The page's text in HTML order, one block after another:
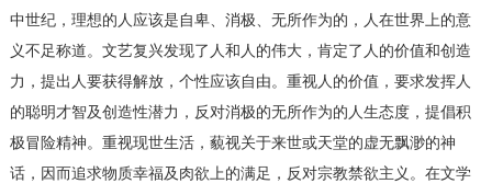
中世纪，理想的人应该是自卑、消极、无所作为的，人在世界上的意
义不足称道。文艺复兴发现了人和人的伟大，肯定了人的价值和创造
力，提出人要获得解放，个性应该自由。重视人的价值，要求发挥人
的聪明才智及创造性潜力，反对消极的无所作为的人生态度，提倡积
极冒险精神。重视现世生活，藐视关于来世或天堂的虚无飘渺的神
话，因而追求物质幸福及肉欲上的满足，反对宗教禁欲主义。在文学